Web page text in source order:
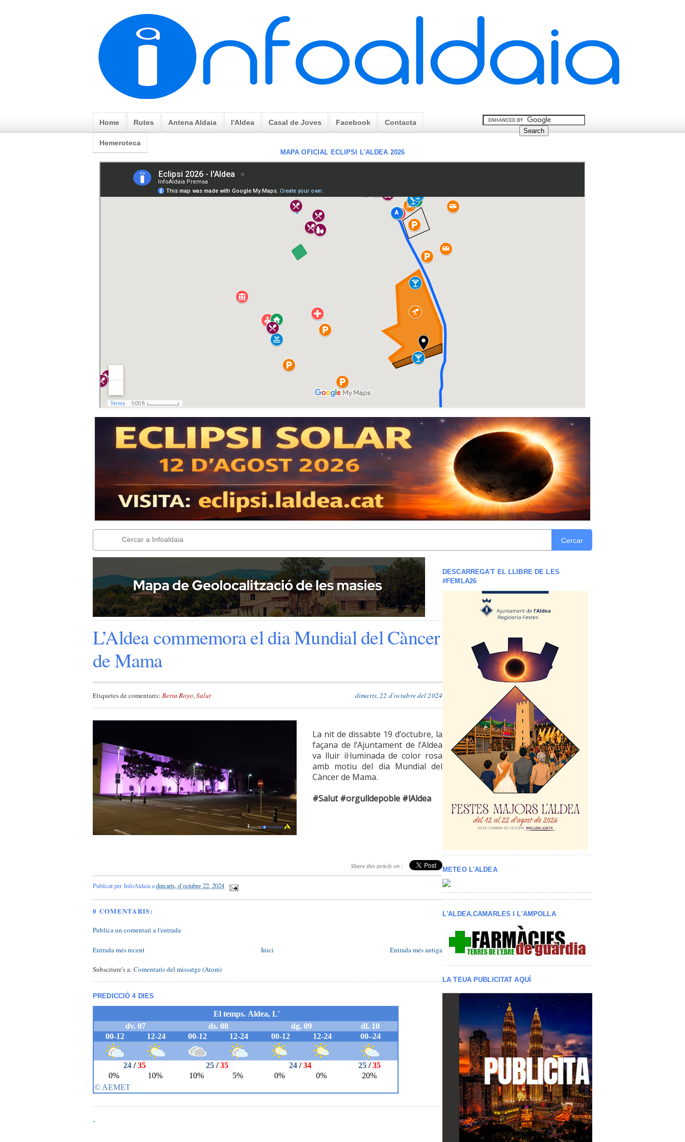
Home Rutes Antena Aldaia l'Aldea Casal de Joves Facebook Contacta
Hemeroteca
MAPA OFICIAL ECLIPSI L'ALDEA 2026
Cercar
L’Aldea commemora el dia Mundial del Càncer
de Mama
dimarts, 22 d’octubre del 2024
Etiquetes de comentaris: Berta Royo,Salut
La nit de dissabte 19 d’octubre, la
façana de l’Ajuntament de l’Aldea
va lluir il·luminada de color rosa
amb motiu del dia Mundial del
Càncer de Mama.
#Salut #orgulldepoble #lAldea
Share this article on :
Publicat per InfoAldaiaadimarts, d’octubre 22, 2024
0 COMENTARIS:
Publica un comentari a l'entrada
Entrada més recent Entrada més antiga
Inici
Subscriure's a: Comentaris del missatge (Atom)
PREDICCIÓ 4 DIES
-
DESCARREGA'T EL LLIBRE DE LES
#FEMLA26
METEO L'ALDEA
L'ALDEA,CAMARLES I L'AMPOLLA
LA TEUA PUBLICITAT AQUÍ